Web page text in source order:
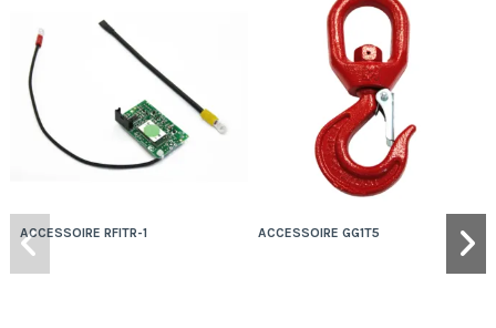
ACCESSOIRE RFITR-1 ACCESSOIRE GG1T5